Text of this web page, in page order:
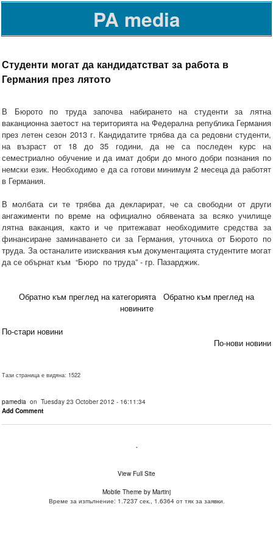
PA media
Студенти могат да кандидатстват за работа в
Германия през лятото
В Бюрото по труда започва набирането на студенти за лятна
ваканционна заетост на територията на Федерална република Германия
през летен сезон 2013 г. Кандидатите трябва да са редовни студенти,
на възраст от 18 до 35 години, да не са последен курс на
семестриално обучение и да имат добри до много добри познания по
немски език. Необходимо е да са готови минимум 2 месеца да работят
в Германия.
В молбата си те трябва да декларират, че са свободни от други
ангажименти по време на официално обявената за всяко училище
лятна ваканция, както и че притежават необходимите средства за
финансиране заминаването си за Германия, уточниха от Бюрото по
труда. За останалите изисквания към документацията студентите могат
да се обърнат към “Бюро по труда” - гр. Пазарджик.
Обратно към преглед на категорията
Обратно към преглед на
новините
По-стари новини
По-нови новини
Тази страница е видяна: 1522
pamedia on Tuesday 23 October 2012 - 16:11:34
Add Comment
.
View Full Site
Mobile Theme by Martinj
Време за изпълнение: 1.7237 сек., 1.6364 от тях за заявки.